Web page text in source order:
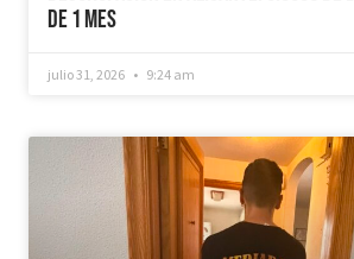
de 1 mes
julio 31, 2026 9:24 am